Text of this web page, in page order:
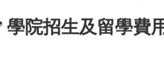
院招生及留學費